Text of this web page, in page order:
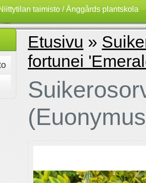
taimisto / Änggårds plantskola
Etusivu »
fortunei